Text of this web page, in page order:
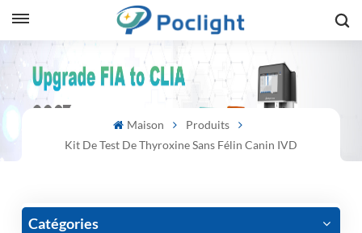
Maison
Produits
Kit De Test De Thyroxine Sans Félin Canin IVD
Catégories